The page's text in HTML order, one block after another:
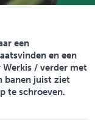
een
en een
/ verder met
banen juist ziet
te schroeven.